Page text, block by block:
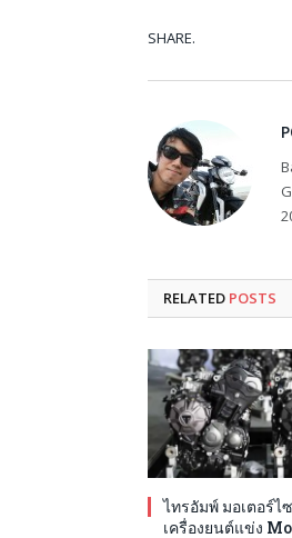
SHARE.
RELATED POSTS
ไทรอัมพ์ มอเตอร์ไ
เครื่องยนต์แข่ง